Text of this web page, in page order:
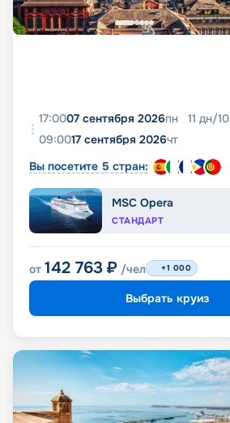
17:0007 сентября 2026пн 11 дн/10
09:0017 сентября 2026чт
Вы посетите 5 стран:
MSC Opera
СТАНДАРТ
от 142 763 ₽ /чел +1 000
Выбрать круиз